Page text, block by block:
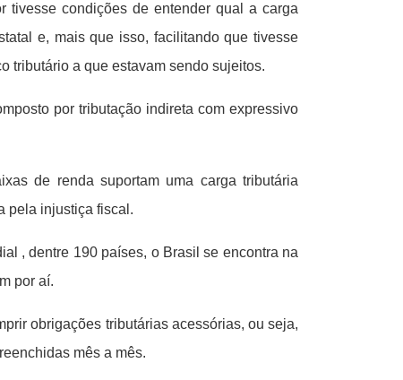
tivesse condições de entender qual a carga
e, mais que isso, facilitando que tivesse
tributário a que estavam sendo sujeitos.
por tributação indireta com expressivo
de renda suportam uma carga tributária
pela injustiça fiscal.
, dentre 190 países, o Brasil se encontra na
por aí.
obrigações tributárias acessórias, ou seja,
mês a mês.